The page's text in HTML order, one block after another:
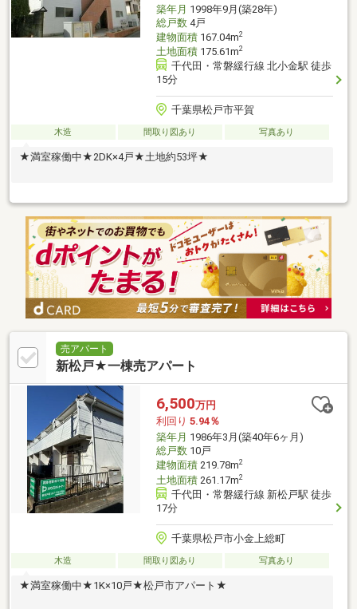
築年月 1998年9月(築28年)
総戸数4戸
建物面積167.04m2
土地面積175.61m2
千代田・常磐緩行線 北小金駅 徒歩
15分
千葉県松戸市平賀
木造 間取り図あり 写真あり
★満室稼働中★2DK×4戸★土地約53坪★
売アパート
新松戸★一棟売アパート
6,500万円
利回り 5.94％
築年月 1986年3月(築40年6ヶ月)
総戸数10戸
建物面積219.78m2
土地面積261.17m2
千代田・常磐緩行線 新松戸駅 徒歩
17分
千葉県松戸市小金上総町
木造 間取り図あり 写真あり
★満室稼働中★1K×10戸★松戸市アパート★